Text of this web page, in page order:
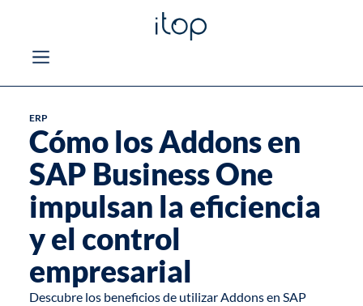
ERP
Cómo los Addons en
SAP Business One
impulsan la eficiencia
y el control
empresarial
Descubre los beneficios de utilizar Addons en SAP